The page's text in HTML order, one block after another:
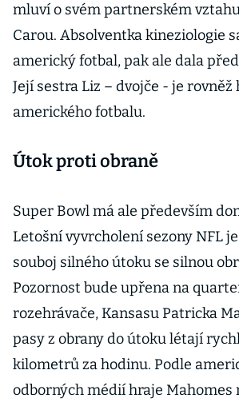
mluví o svém partnerském
Carou. Absolventka kineziologie
americký fotbal, pak ale dala
Její sestra Liz – dvojče - je rovněž
amerického fotbalu.
Útok proti obraně
Super Bowl má ale především
Letošní vyvrcholení sezony NFL
souboj silného útoku se silnou
Pozornost bude upřena na
rozehrávače, Kansasu Patricka
pasy z obrany do útoku létají
kilometrů za hodinu. Podle
odborných médií hraje Mahomes